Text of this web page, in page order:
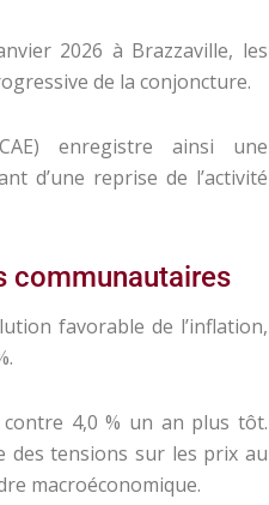
2026 à Brazzaville, les
de la conjoncture.
enregistre ainsi une
d’une reprise de l’activité
communautaires
favorable de l’inflation,
contre 4,0 % un an plus tôt.
des tensions sur les prix au
macroéconomique.